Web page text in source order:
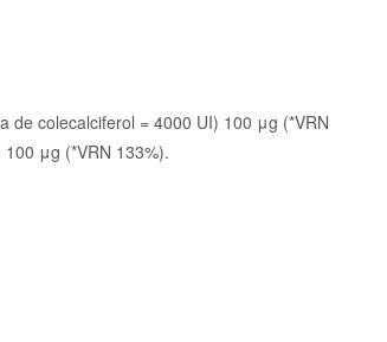
de colecalciferol = 4000 UI) 100 μg (*VRN
μg (*VRN 133%).